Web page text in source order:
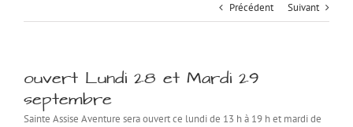
Précédent Suivant
ouvert Lundi 28 et Mardi 29
septembre
Sainte Assise Aventure sera ouvert ce lundi de 13 h à 19 h et mardi de